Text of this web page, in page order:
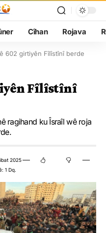
Cîhan Rojava
602 girtiyên Fîlîstînî berde
Fîlîstînî
ragihand ku Îsraîl wê roja
2025
1 Dq.